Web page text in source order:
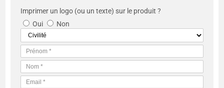
Imprimer un logo (ou un texte) sur le produit ?
Oui
Non